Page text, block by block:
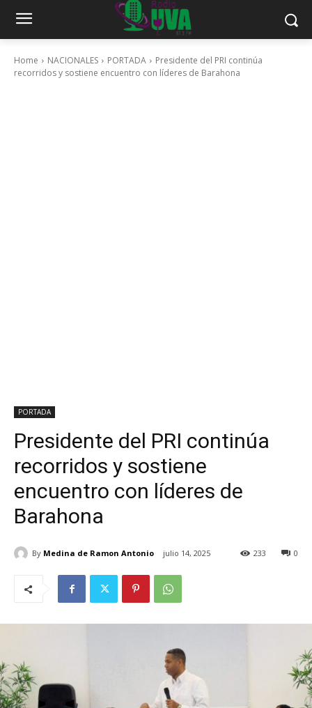
Home NACIONALES PORTADA
Presidente del PRI continúa
recorridos y sostiene encuentro con líderes de Barahona
PORTADA
Presidente del PRI continúa
recorridos y sostiene
encuentro con líderes de
Barahona
By Medina de Ramon Antonio julio 14, 2025 0
233